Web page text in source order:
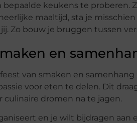
keukens te proberen.
maaltijd, sta je
Zo bouw je bruggen tussen
en
van smaken en
voor eten te delen. Dit
culinaire dromen na te jagen.
en je wilt bijdragen aan